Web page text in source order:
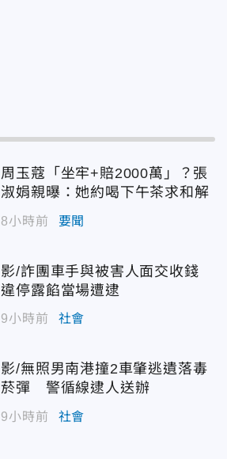
周玉蔻「坐牢+賠2000萬」？張
淑娟親曝：她約喝下午茶求和解
8小時前 要聞
影/詐團車手與被害人面交收錢
違停露餡當場遭逮
9小時前 社會
影/無照男南港撞2車肇逃遺落毒
菸彈 警循線逮人送辦
9小時前 社會